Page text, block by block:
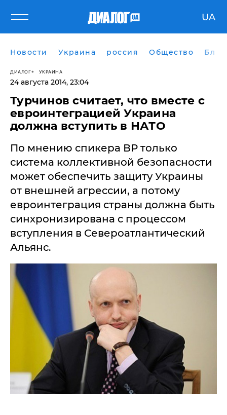
UA
Новости Украина россия Общество
ДИАЛОГ УКРАИНА
24 августа 2014, 23:04
Турчинов считает, что вместе с
евроинтеграцией Украина
должна вступить в НАТО
По мнению спикера ВР только
система коллективной безопасности
может обеспечить защиту Украины
от внешней агрессии, а потому
евроинтеграция страны должна быть
синхронизирована с процессом
вступления в Североатлантический
Альянс.